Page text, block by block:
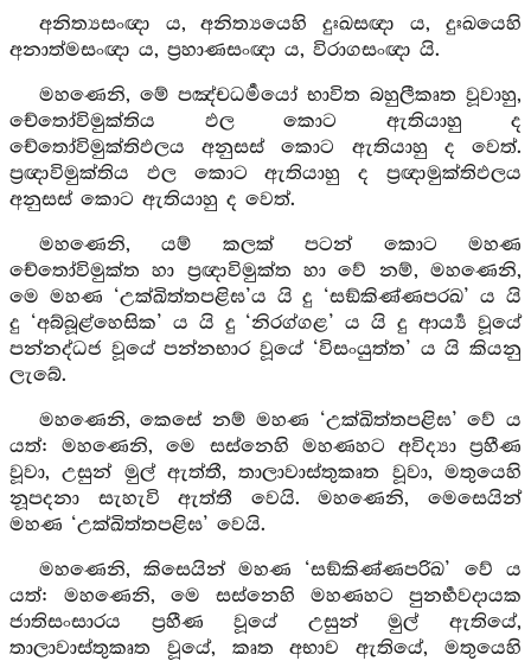
අනිත්‍යසංඥා ය, අනිත්‍යයෙහි දුඃඛසඥා ය, දුඃඛයෙහි
අනාත්මසංඥා ය, ප්‍රහාණසංඥා ය, විරාගසංඥා යි.
මහණෙනි, මේ පඤ්චධර්‍මයෝ භාවිත බහුලීකෘත වූවාහු,
චේතෝවිමුක්තිය ඵල කොට ඇතියාහු ද
චේතෝවිමුක්තිඵලය අනුසස් කොට ඇතියාහු ද වෙත්.
ප්‍රඥාවිමුක්තිය ඵල කොට ඇතියාහු ද ප්‍රඥාමුක්තිඵලය
අනුසස් කොට ඇතියාහු ද වෙත්.
මහණෙනි, යම් කලක් පටන් කොට මහණ
චේතෝවිමුක්ත හා ප්‍රඥාවිමුක්ත හා වේ නම්, මහණෙනි,
මෙ මහණ ‘උක්ඛිත්තපළිඝ’ය යි දු ‘සඞ්කිණ්ණපරඛ’ ය යි
දු ‘අබ්බූළ්හෙසික’ ය යි දු ‘නිරග්ගළ’ ය යි දු ආර්‍ය්‍ය වූයේ
පන්නද්ධජ වූයේ පන්නභාර වූයේ ‘විසංයුත්ත’ ය යි කියනු
ලැබේ.
මහණෙනි, කෙසේ නම් මහණ ‘උක්ඛිත්තපළිඝ’ වේ ය
යත්: මහණෙනි, මෙ සස්නෙහි මහණහට අවිද්‍යා ප්‍රහීණ
වූවා, උසුන් මුල් ඇත්තී, තාලාවාස්තුකෘත වූවා, මතුයෙහි
නූපදනා සැහැවි ඇත්තී වෙයි. මහණෙනි, මෙසෙයින්
මහණ ‘උක්ඛිත්තපළිඝ’ වෙයි.
මහණෙනි, කිසෙයින් මහණ ‘සඞ්කිණ්ණපරිඛ’ වේ ය
යත්: මහණෙනි, මෙ සස්නෙහි මහණහට පුනර්‍භවදායක
ජාතිසංසාරය ප්‍රහීණ වූයේ උසුන් මුල් ඇතියේ,
තාලාවාස්තුකෘත වූයේ, කෘත අභාව ඇතියේ, මතුයෙහි